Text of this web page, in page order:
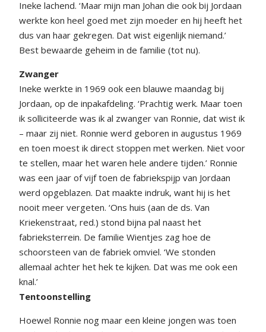
Ineke lachend. ‘Maar mijn man Johan die ook bij Jordaan
werkte kon heel goed met zijn moeder en hij heeft het
dus van haar gekregen. Dat wist eigenlijk niemand.’
Best bewaarde geheim in de familie (tot nu).
Zwanger
Ineke werkte in 1969 ook een blauwe maandag bij
Jordaan, op de inpakafdeling. ‘Prachtig werk. Maar toen
ik solliciteerde was ik al zwanger van Ronnie, dat wist ik
– maar zij niet. Ronnie werd geboren in augustus 1969
en toen moest ik direct stoppen met werken. Niet voor
te stellen, maar het waren hele andere tijden.’ Ronnie
was een jaar of vijf toen de fabriekspijp van Jordaan
werd opgeblazen. Dat maakte indruk, want hij is het
nooit meer vergeten. ‘Ons huis (aan de ds. Van
Kriekenstraat, red.) stond bijna pal naast het
fabrieksterrein. De familie Wientjes zag hoe de
schoorsteen van de fabriek omviel. ‘We stonden
allemaal achter het hek te kijken. Dat was me ook een
knal.’
Tentoonstelling
Hoewel Ronnie nog maar een kleine jongen was toen